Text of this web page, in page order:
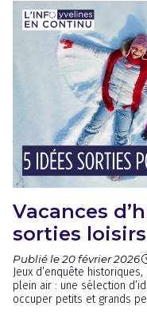
Vacances
sorties
Publié le 20 février 2026
Jeux d’enquête
plein air : une sélection
occuper petits et grands